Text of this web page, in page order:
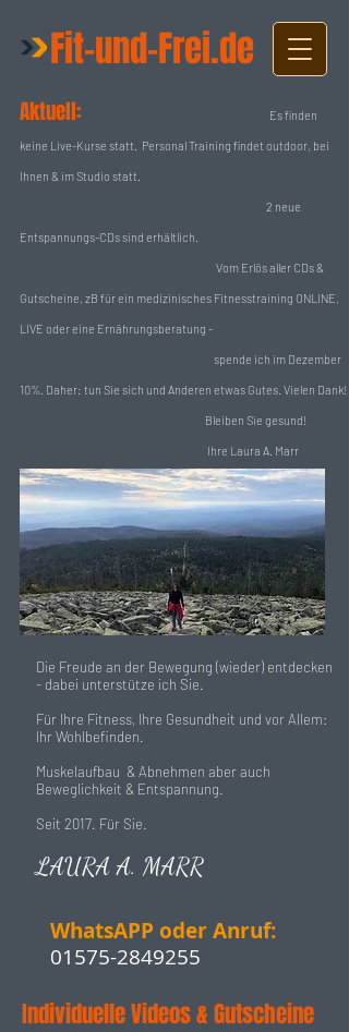
WhatsAPP oder Anruf:
01575-2849255
Die Freude an der Bewegung (wieder) entdecken
- dabei unterstütze ich Sie.
Für Ihre Fitness, Ihre Gesundheit und vor Allem:
Ihr Wohlbefinden.
Muskelaufbau & Abnehmen aber auch
Beweglichkeit & Entspannung.
Seit 2017. Für Sie.
LAURA A. MARR
Fit-und-Frei.de
Aktuell: Es finden
keine Live-Kurse statt. Personal Training findet outdoor, bei
Ihnen & im Studio statt.
2 neue
Entspannungs-CDs sind erhältlich.
Vom Erlös aller CDs &
Gutscheine, zB für ein medizinisches Fitnesstraining ONLINE,
LIVE oder eine Ernährungsberatung -
spende ich im Dezember
10%. Daher: tun Sie sich und Anderen etwas Gutes. Vielen Dank!
Bleiben Sie gesund!
Ihre Laura A. Marr
Individuelle Videos & Gutscheine